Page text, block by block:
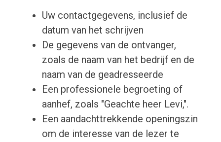
Uw contactgegevens, inclusief de
datum van het schrijven
De gegevens van de ontvanger,
zoals de naam van het bedrijf en de
naam van de geadresseerde
Een professionele begroeting of
aanhef, zoals "Geachte heer Levi,".
Een aandachttrekkende openingszin
om de interesse van de lezer te